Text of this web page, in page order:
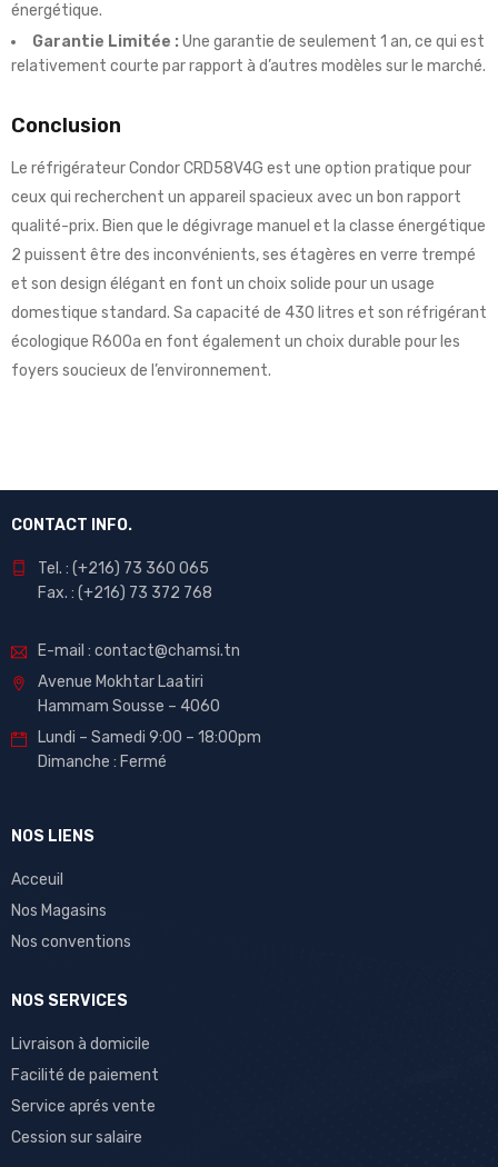
énergétique.
Garantie Limitée : Une garantie de seulement 1 an, ce qui est
relativement courte par rapport à d’autres modèles sur le marché.
Conclusion
Le réfrigérateur Condor CRD58V4G est une option pratique pour
ceux qui recherchent un appareil spacieux avec un bon rapport
qualité-prix. Bien que le dégivrage manuel et la classe énergétique
2 puissent être des inconvénients, ses étagères en verre trempé
et son design élégant en font un choix solide pour un usage
domestique standard. Sa capacité de 430 litres et son réfrigérant
écologique R600a en font également un choix durable pour les
foyers soucieux de l’environnement.
CONTACT INFO.
Tel. : (+216) 73 360 065
Fax. : (+216) 73 372 768
E-mail : contact@chamsi.tn
Avenue Mokhtar Laatiri
Hammam Sousse – 4060
Lundi – Samedi 9:00 – 18:00pm
Dimanche : Fermé
NOS LIENS
Acceuil
Nos Magasins
Nos conventions
NOS SERVICES
Livraison à domicile
Facilité de paiement
Service aprés vente
Cession sur salaire